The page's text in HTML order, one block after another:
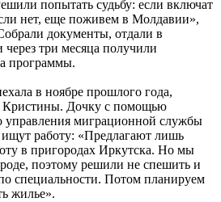
попытать судьбу: если включат
нет, еще поживем в Молдавии»,
документы, отдали в
через три месяца получили
программы.
в ноябре прошлого года,
Кристины. Дочку с помощью
управления миграционной службы
ищут работу: «Предлагают лишь
в пригородах Иркутска. Но мы
поэтому решили не спешить и
специальности. Потом планируем
жилье».